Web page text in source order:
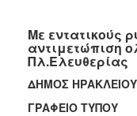
2022
2021
2020
2019
Με εντατικούς
αντιμετώπιση
Πλ.Ελευθερίας
ΔΗΜΟΣ
ΓΡΑΦΕΙΟ ΤΥΠΟΥ